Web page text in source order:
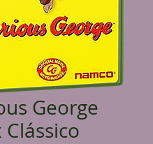
George
Clássico